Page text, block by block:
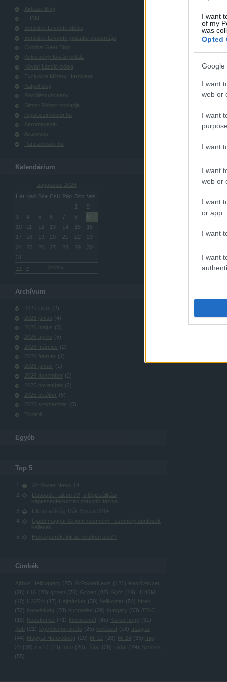
I want
of my
was
Opted
Google
I want
web or
I want
I want
I want
web or
I want
or app.
I want
I want
Airbase Blog
LHSN
Benedek Levente oldala
Benedek Levente youtube csatornája
Combat Gear Blog
Kelecsényi István oldala
Kővári László oldala
Exclusive Military Hardware
Katpol blog
Repüléstudomány
Simon Róbert honlapja
repuloszimulator.hu
Aeromagazin
Aranysas
Panczelosok.hu
Kalendárium
augusztus 2026
Hét Ked Sze Csü Pén Szo Vas
Archív
1
2
3
4 5 6 7 8
9
10
11 12 13 14 15
16
17
18 19 20 21 22
23
24
25 26 27 28 29
30
31
Archívum
2026 július (2)
2026 június (4)
2026 május (3)
2026 április (5)
2026 március (2)
2026 február (2)
2026 január ( 1 )
2025 december (2)
2025 november (2)
2025 október (5)
2025 szeptember (6 )
Tovább
Egyéb
Top 5
Air Power News 14.
Dassault Falcon 7X, a légiszállítási
képességfejlesztés második fázisa
Ukrán válság, Dák Vipera 2014
Újabb magyar Gripen-esemény - személyi döntések
kellenek
Helikopterek: kiírás heteken belül?
Címkék
Airbus Helicopters (27) AirPowerNews ( 121 ) éleslövészet
(26 ) f 16 (20) gripen (76 ) Gripen (82) Győr ( 19) H145M
(40) H225M ( 17) Hajmáskér (39) helikopter (54) hírek
(72) honvédség (23) hungarian (29) hungary (63)
JTAC
( 15) Kecskemét (71 ) kecskemét (45) Körös-hegy (31 )
Kub
(21 ) légvédelmi rakéta (25) lövészet ( 18) magyar
(44) Magyar Honvédség (20) Mi-17 (26 ) Mi-24 (35) mig
29 (38) mi 17 ( 19) nato (20) Pápa (26 ) radar (24) Szolnok
(55)